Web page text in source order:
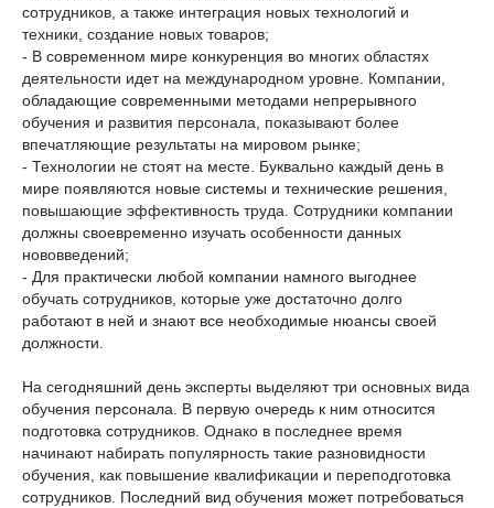
сотрудников, а также интеграция новых технологий и
техники, создание новых товаров;
- В современном мире конкуренция во многих областях
деятельности идет на международном уровне. Компании,
обладающие современными методами непрерывного
обучения и развития персонала, показывают более
впечатляющие результаты на мировом рынке;
- Технологии не стоят на месте. Буквально каждый день в
мире появляются новые системы и технические решения,
повышающие эффективность труда. Сотрудники компании
должны своевременно изучать особенности данных
нововведений;
- Для практически любой компании намного выгоднее
обучать сотрудников, которые уже достаточно долго
работают в ней и знают все необходимые нюансы своей
должности.
На сегодняшний день эксперты выделяют три основных вида
обучения персонала. В первую очередь к ним относится
подготовка сотрудников. Однако в последнее время
начинают набирать популярность такие разновидности
обучения, как повышение квалификации и переподготовка
сотрудников. Последний вид обучения может потребоваться